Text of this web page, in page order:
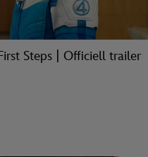
Steps | Officiell trailer